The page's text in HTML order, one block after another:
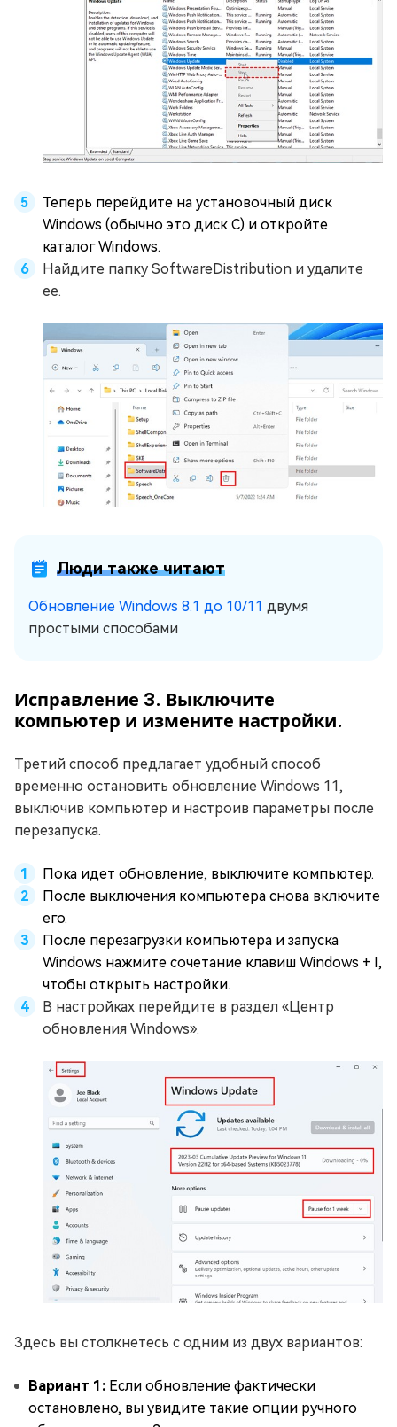
Теперь перейдите на установочный диск
Windows (обычно это диск C) и откройте
каталог Windows.
Найдите папку SoftwareDistribution и удалите
ее.
Люди также читают
Обновление Windows 8.1 до 10/11 двумя
простыми способами
Исправление 3. Выключите
компьютер и измените настройки.
Третий способ предлагает удобный способ
временно остановить обновление Windows 11,
выключив компьютер и настроив параметры после
перезапуска.
Пока идет обновление, выключите компьютер.
После выключения компьютера снова включите
его.
После перезагрузки компьютера и запуска
Windows нажмите сочетание клавиш Windows + I,
чтобы открыть настройки.
В настройках перейдите в раздел «Центр
обновления Windows».
Здесь вы столкнетесь с одним из двух вариантов:
Вариант 1: Если обновление фактически
остановлено, вы увидите такие опции ручного